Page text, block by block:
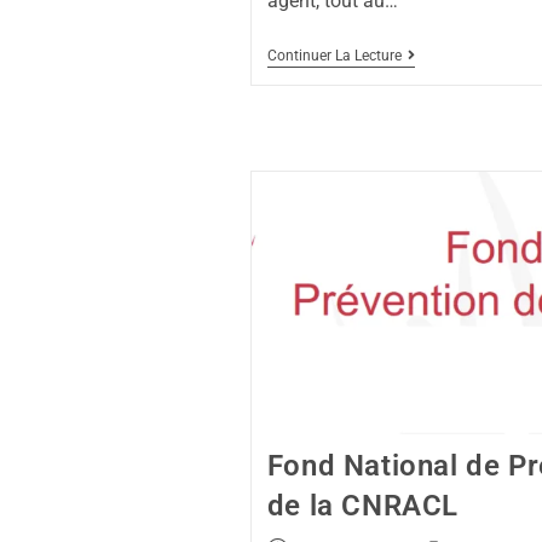
Continuer La Lecture
Fond National de
de la CNRACL